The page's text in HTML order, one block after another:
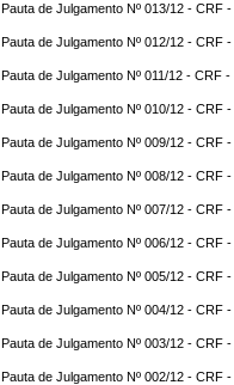
Pauta de Julgamento Nº 013/12 - CRF
Pauta de Julgamento Nº 012/12 - CRF
Pauta de Julgamento Nº 011/12 - CRF
Pauta de Julgamento Nº 010/12 - CRF
Pauta de Julgamento Nº 009/12 - CRF
Pauta de Julgamento Nº 008/12 - CRF
Pauta de Julgamento Nº 007/12 - CRF
Pauta de Julgamento Nº 006/12 - CRF
Pauta de Julgamento Nº 005/12 - CRF
Pauta de Julgamento Nº 004/12 - CRF
Pauta de Julgamento Nº 003/12 - CRF
Pauta de Julgamento Nº 002/12 - CRF